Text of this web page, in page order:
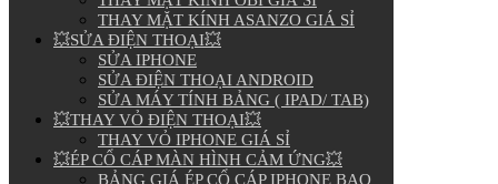
THAY MẶT KÍNH ASANZO GIÁ SỈ
💥SỬA ĐIỆN THOẠI💥
SỬA IPHONE
SỬA ĐIỆN THOẠI ANDROID
SỬA MÁY TÍNH BẢNG ( IPAD/ TAB)
💥THAY VỎ ĐIỆN THOẠI💥
THAY VỎ IPHONE GIÁ SỈ
💥ÉP CỔ CÁP MÀN HÌNH CẢM ỨNG💥
BẢNG GIÁ ÉP CỔ CÁP IPHONE BAO